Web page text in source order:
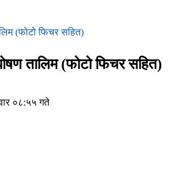
(फोटो फिचर सहित)
तालिम (फोटो फिचर सहित)
०८:५५ गते